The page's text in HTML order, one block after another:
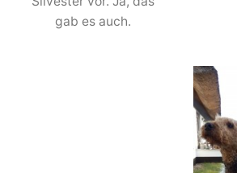
gab es auch.